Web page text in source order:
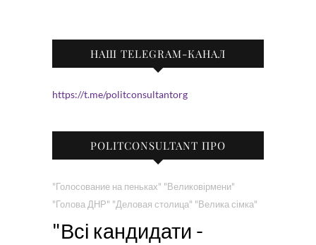
НАШ TELEGRAM-КАНАЛ
https://t.me/politconsultantorg
POLITCONSULTANT ПРО
"Голосование на пеньках" "Великовірмени"
"Голова ДНР" "Деловая столица" "Велика сімка"
"Всі кандидати -